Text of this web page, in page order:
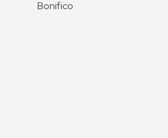
Bonifico